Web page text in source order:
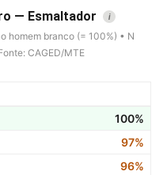
— Esmaltador i
homem branco (= 100%) • N
CAGED/MTE
100%
97%
96%